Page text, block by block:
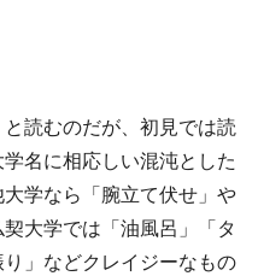
読むのだが、初見では読
名に相応しい混沌とした
学なら「腕立て伏せ」や
大学では「油風呂」「タ
」などクレイジーなもの